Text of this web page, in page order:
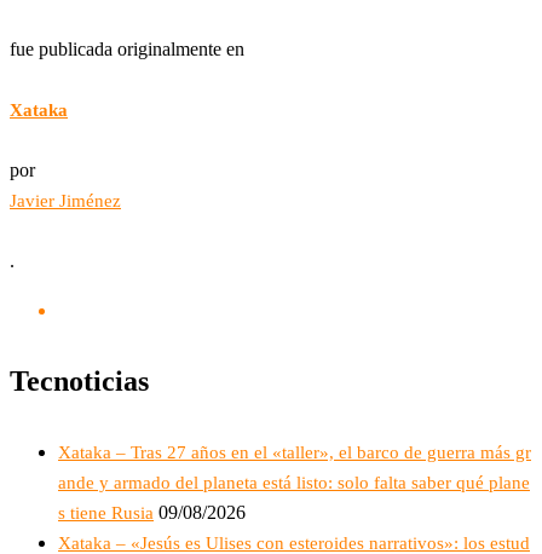
fue publicada originalmente en
Xataka
por
Javier Jiménez
.
Tecnoticias
Xataka – Tras 27 años en el «taller», el barco de guerra más gr
ande y armado del planeta está listo: solo falta saber qué plane
s tiene Rusia 09/08/2026
Xataka – «Jesús es Ulises con esteroides narrativos»: los estud